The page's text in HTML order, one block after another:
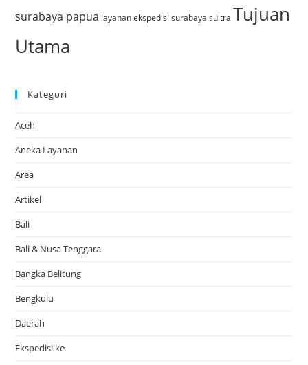
surabaya papua layanan ekspedisi surabaya sultra Tujuan
Utama
Kategori
Aceh
Aneka Layanan
Area
Artikel
Bali
Bali & Nusa Tenggara
Bangka Belitung
Bengkulu
Daerah
Ekspedisi ke